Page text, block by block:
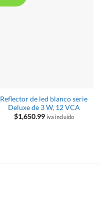
Reflector de led blanco serie
Deluxe de 3 W, 12 VCA
$1,650.99 iva incluido